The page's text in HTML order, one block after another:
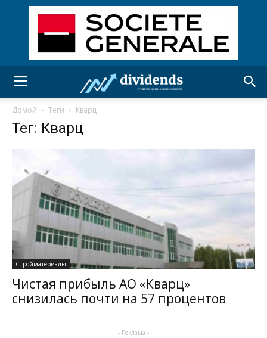
Домой Теги Кварц
Тег: Кварц
Стройматериалы
Чистая прибыль АО «Кварц»
снизилась почти на 57 процентов
- Реклама -